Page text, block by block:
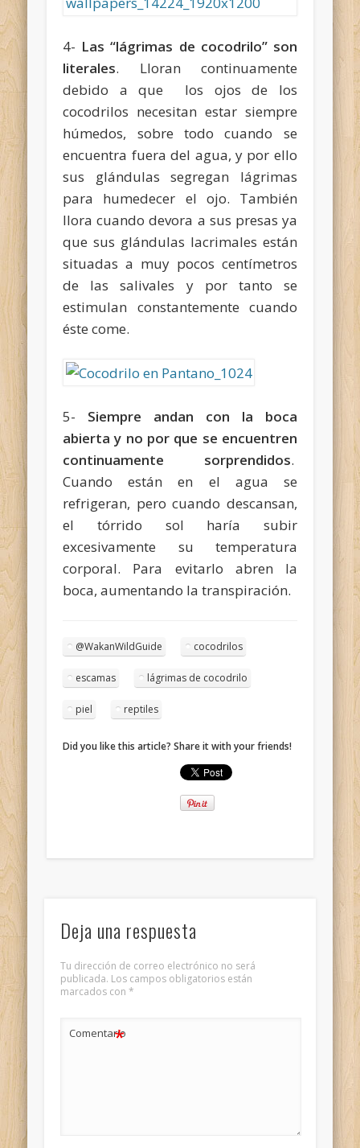
4- Las “lágrimas de cocodrilo” son
literales. Lloran continuamente
debido a que los ojos de los
cocodrilos necesitan estar siempre
húmedos, sobre todo cuando se
encuentra fuera del agua, y por ello
sus glándulas segregan lágrimas
para humedecer el ojo. También
llora cuando devora a sus presas ya
que sus glándulas lacrimales están
situadas a muy pocos centímetros
de las salivales y por tanto se
estimulan constantemente cuando
éste come.
5- Siempre andan con la boca
abierta y no por que se encuentren
continuamente sorprendidos.
Cuando están en el agua se
refrigeran, pero cuando descansan,
el tórrido sol haría subir
excesivamente su temperatura
corporal. Para evitarlo abren la
boca, aumentando la transpiración.
@WakanWildGuide cocodrilos
escamas lágrimas de cocodrilo
piel reptiles
Did you like this article? Share it with your friends!
Deja una respuesta
Tu dirección de correo electrónico no será
publicada. Los campos obligatorios están
marcados con *
Comentario
*